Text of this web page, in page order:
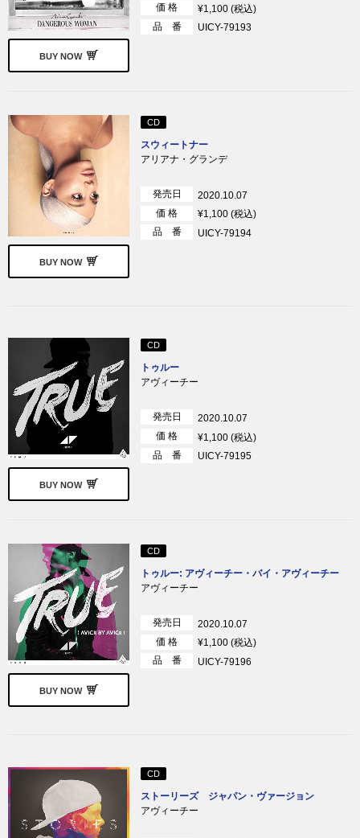
BUY NOW
価 格
¥1,100 (税込)
品 番
UICY-79193
BUY NOW
CD
スウィートナー
アリアナ・グランデ
発売日
2020.10.07
価 格
¥1,100 (税込)
品 番
UICY-79194
BUY NOW
CD
トゥルー
アヴィーチー
発売日
2020.10.07
価 格
¥1,100 (税込)
品 番
UICY-79195
BUY NOW
CD
トゥルー: アヴィーチー・バイ・アヴィーチー
アヴィーチー
発売日
2020.10.07
価 格
¥1,100 (税込)
品 番
UICY-79196
CD
ストーリーズ ジャパン・ヴァージョン
アヴィーチー